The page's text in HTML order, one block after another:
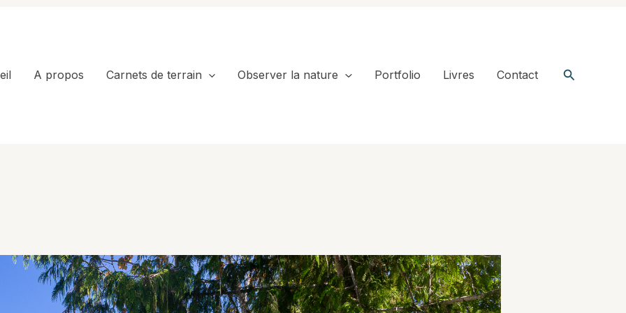
A propos Carnets de terrain Observer la nature Portfolio Livres Contact